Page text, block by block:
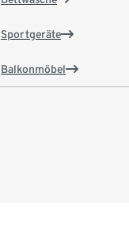
Sportgeräte
Balkonmöbel